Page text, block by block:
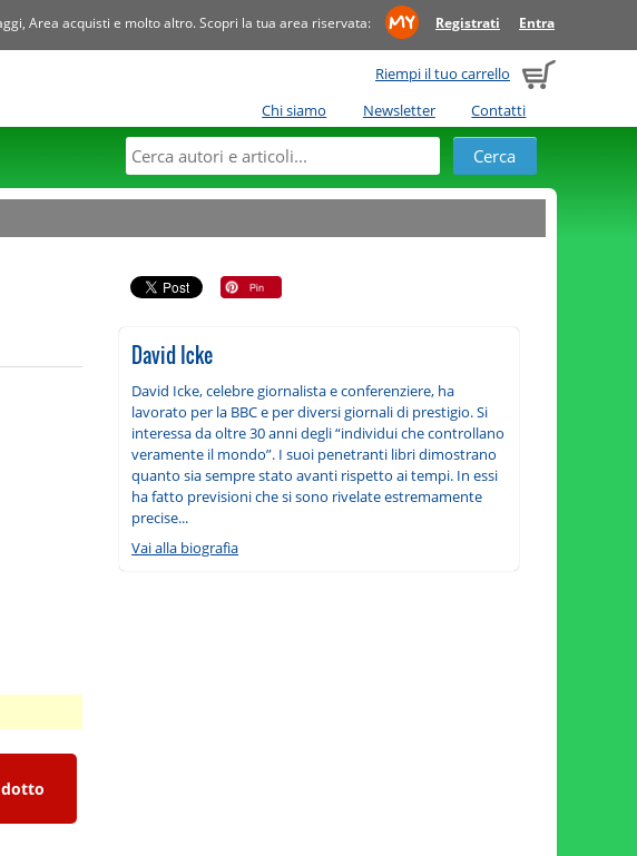
Area acquisti e molto altro. Scopri la tua area riservata: Registrati Entra
Riempi il tuo carrello
Chi siamo
Newsletter Contatti
David Icke
David Icke, celebre giornalista e conferenziere, ha
lavorato per la BBC e per diversi giornali di prestigio. Si
interessa da oltre 30 anni degli “individui che controllano
veramente il mondo”. I suoi penetranti libri dimostrano
quanto sia sempre stato avanti rispetto ai tempi. In essi
ha fatto previsioni che si sono rivelate estremamente
precise...
Vai alla biografia